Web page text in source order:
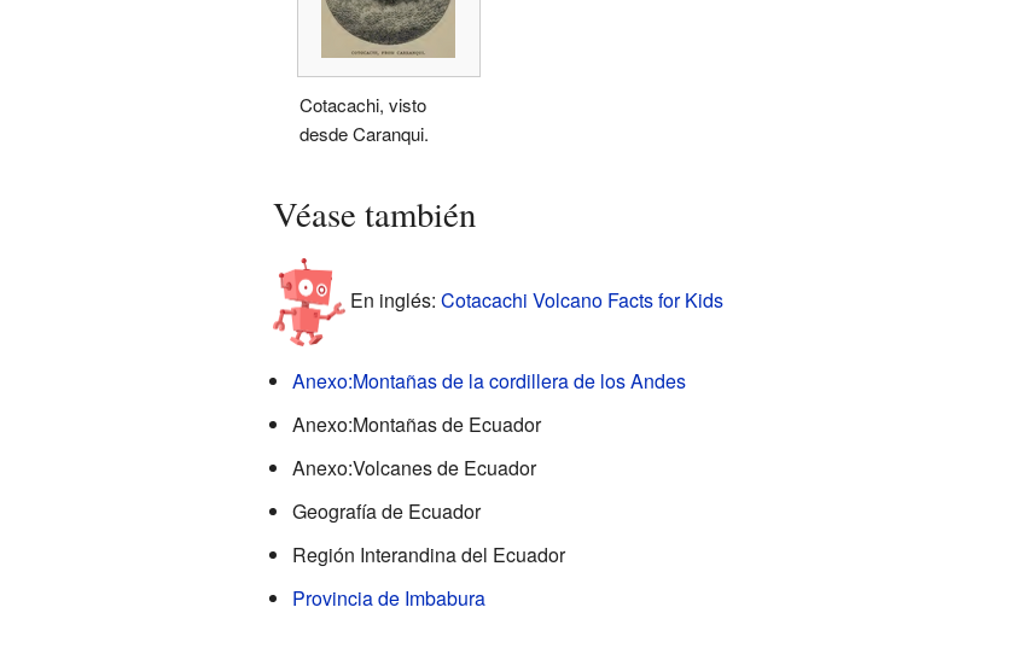
Cotacachi, visto
desde Caranqui.
Véase también
En inglés: Cotacachi Volcano Facts for Kids
Anexo:Montañas de la cordillera de los Andes
Anexo:Montañas de Ecuador
Anexo:Volcanes de Ecuador
Geografía de Ecuador
Región Interandina del Ecuador
Provincia de Imbabura